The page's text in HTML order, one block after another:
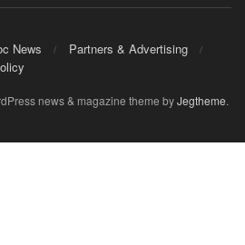
News
Partners & Advertising
news & magazine theme byJegtheme.